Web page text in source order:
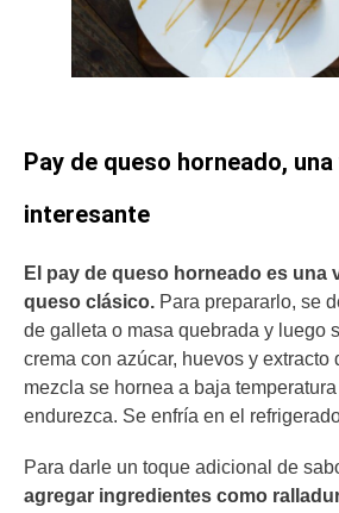
Pay de queso horneado,
interesante
El pay de queso horneado es una
queso clásico. Para prepararlo, se
de galleta o masa quebrada y luego
crema con azúcar, huevos y extracto
mezcla se hornea a baja
endurezca. Se enfría en el
Para darle un toque adicional de
agregar ingredientes como